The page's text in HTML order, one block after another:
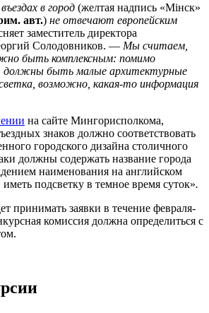
в город (желтая надпись «Мiнск»
авт.) не отвечают европейским
заместитель директора
Солодовников. — Мы считаем,
быть комплексным: помимо
должны быть малые архитектурные
возможно, какая-то информация
на сайте Мингорисполкома,
знаков должно соответствовать
городского дизайна столичного
должны содержать название города
наименования на английском
подсветку в темное время суток».
принимать заявки в течение февраля-
комиссия должна определиться с